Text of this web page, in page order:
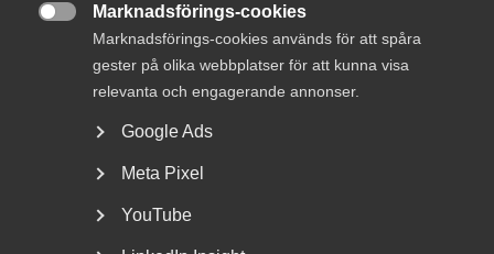
Marknadsförings-cookies
Marknadsförings-cookies används för att spåra
gester på olika webbplatser för att kunna visa
relevanta och engagerande annonser.
Google Ads
Meta Pixel
YouTube
Arbetsgivarguiden
hjälper dig att göra rätt
Logga in
Bli medlem